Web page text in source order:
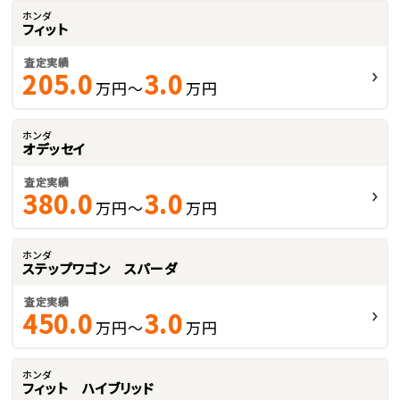
ホンダ
フィット
査定実績
205.0 万円～3.0 万円
ホンダ
オデッセイ
査定実績
380.0 万円～3.0 万円
ホンダ
ステップワゴン スパーダ
査定実績
450.0 万円～3.0 万円
ホンダ
フィット ハイブリッド